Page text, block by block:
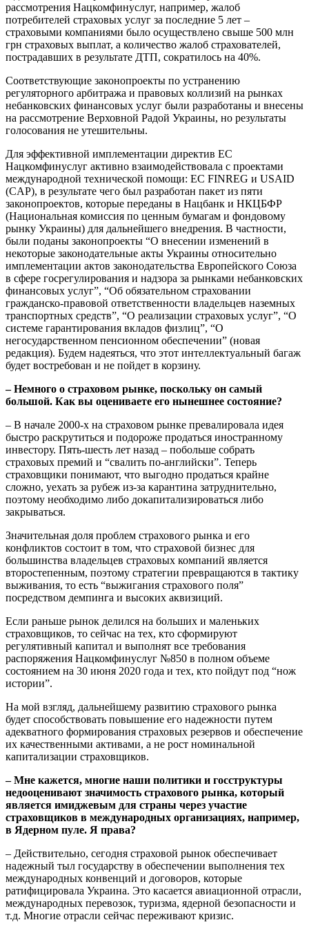
рассмотрения Нацкомфинуслуг, например, жалоб
потребителей страховых услуг за последние 5 лет –
страховыми компаниями было осуществлено свыше 500 млн
грн страховых выплат, а количество жалоб страхователей,
пострадавших в результате ДТП, сократилось на 40%.
Соответствующие законопроекты по устранению
регуляторного арбитража и правовых коллизий на рынках
небанковских финансовых услуг были разработаны и внесены
на рассмотрение Верховной Радой Украины, но результаты
голосования не утешительны.
Для эффективной имплементации директив ЕС
Нацкомфинуслуг активно взаимодействовала с проектами
международной технической помощи: ЕС FINREG и USAID
(CAP), в результате чего был разработан пакет из пяти
законопроектов, которые переданы в Нацбанк и НКЦБФР
(Национальная комиссия по ценным бумагам и фондовому
рынку Украины) для дальнейшего внедрения. В частности,
были поданы законопроекты “О внесении изменений в
некоторые законодательные акты Украины относительно
имплементации актов законодательства Европейского Союза
в сфере госрегулирования и надзора за рынками небанковских
финансовых услуг”, “Об обязательном страховании
гражданско-правовой ответственности владельцев наземных
транспортных средств”, “О реализации страховых услуг”, “О
системе гарантирования вкладов физлиц”, “О
негосударственном пенсионном обеспечении” (новая
редакция). Будем надеяться, что этот интеллектуальный багаж
будет востребован и не пойдет в корзину.
– Немного о страховом рынке, поскольку он самый
большой. Как вы оцениваете его нынешнее состояние?
– В начале 2000-х на страховом рынке превалировала идея
быстро раскрутиться и подороже продаться иностранному
инвестору. Пять-шесть лет назад – побольше собрать
страховых премий и “свалить по-английски”. Теперь
страховщики понимают, что выгодно продаться крайне
сложно, уехать за рубеж из-за карантина затруднительно,
поэтому необходимо либо докапитализироваться либо
закрываться.
Значительная доля проблем страхового рынка и его
конфликтов состоит в том, что страховой бизнес для
большинства владельцев страховых компаний является
второстепенным, поэтому стратегии превращаются в тактику
выживания, то есть “выжигания страхового поля”
посредством демпинга и высоких аквизиций.
Если раньше рынок делился на больших и маленьких
страховщиков, то сейчас на тех, кто сформируют
регулятивный капитал и выполнят все требования
распоряжения Нацкомфинуслуг №850 в полном объеме
состоянием на 30 июня 2020 года и тех, кто пойдут под “нож
истории”.
На мой взгляд, дальнейшему развитию страхового рынка
будет способствовать повышение его надежности путем
адекватного формирования страховых резервов и обеспечение
их качественными активами, а не рост номинальной
капитализации страховщиков.
– Мне кажется, многие наши политики и госструктуры
недооценивают значимость страхового рынка, который
является имиджевым для страны через участие
страховщиков в международных организациях, например,
в Ядерном пуле. Я права?
– Действительно, сегодня страховой рынок обеспечивает
надежный тыл государству в обеспечении выполнения тех
международных конвенций и договоров, которые
ратифицировала Украина. Это касается авиационной отрасли,
международных перевозок, туризма, ядерной безопасности и
т.д. Многие отрасли сейчас переживают кризис.